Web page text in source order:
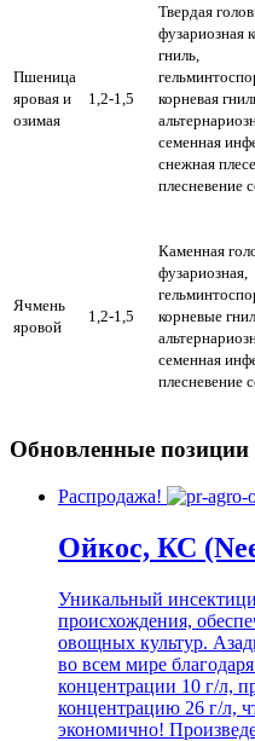
Пшеница
яровая и
озимая
1,2-1,5
Твердая
фузариозная
гниль,
корневая
семенная
снежная
плесневение
Ячмень
яровой
1,2-1,5
Каменная
фузариозная,
корневые
семенная
плесневение
Обновленные позиции
Распродажа!
Ойкос, КС
Уникальный
происхождения,
овощных культур.
во всем мире
концентрации 10 г/л,
концентрацию 26 г/л,
экономично!